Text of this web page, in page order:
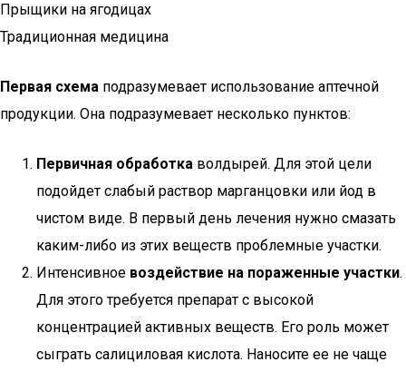
Прыщики на ягодицах
Традиционная медицина
Первая схема подразумевает использование аптечной
продукции. Она подразумевает несколько пунктов:
Первичная обработка волдырей. Для этой цели
подойдет слабый раствор марганцовки или йод в
чистом виде. В первый день лечения нужно смазать
каким-либо из этих веществ проблемные участки.
Интенсивное воздействие на пораженные участки.
Для этого требуется препарат с высокой
концентрацией активных веществ. Его роль может
сыграть салициловая кислота. Наносите ее не чаще